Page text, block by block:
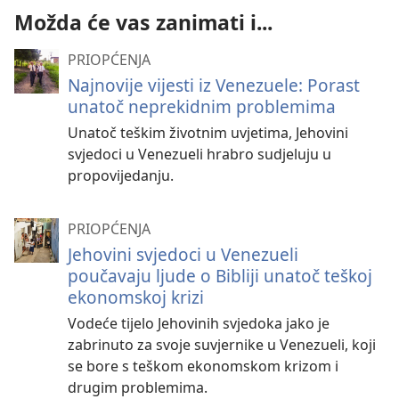
Možda će vas zanimati i...
PRIOPĆENJA
Najnovije vijesti iz Venezuele: Porast
unatoč neprekidnim problemima
Unatoč teškim životnim uvjetima, Jehovini
svjedoci u Venezueli hrabro sudjeluju u
propovijedanju.
PRIOPĆENJA
Jehovini svjedoci u Venezueli
poučavaju ljude o Bibliji unatoč teškoj
ekonomskoj krizi
Vodeće tijelo Jehovinih svjedoka jako je
zabrinuto za svoje suvjernike u Venezueli, koji
se bore s teškom ekonomskom krizom i
drugim problemima.